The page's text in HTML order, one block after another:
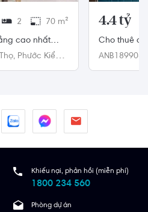
2 70 m²
cao nhất
Phước Kiển,
4.4 tỷ
Cho thuê
ANB189908
Khiếu nại, phản hồi (miễn phí)
1800 234 560
Phòng dự án